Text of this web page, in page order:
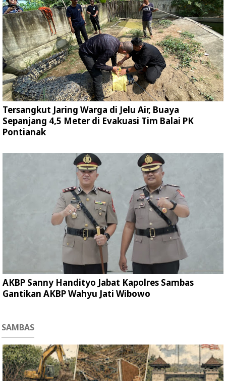
Tersangkut Jaring Warga di Jelu Air, Buaya
Sepanjang 4,5 Meter di Evakuasi Tim Balai PK
Pontianak
AKBP Sanny Handityo Jabat Kapolres Sambas
Gantikan AKBP Wahyu Jati Wibowo
SAMBAS